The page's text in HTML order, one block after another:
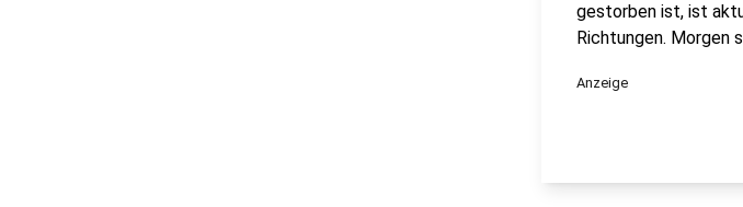
gestorben ist, ist
Richtungen. Morgen
Anzeige